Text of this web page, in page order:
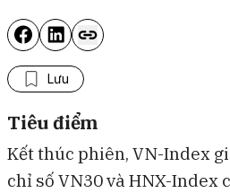
Lưu
Tiêu điểm
Kết thúc phiên, VN-Index
chỉ số VN30 và HNX-Index